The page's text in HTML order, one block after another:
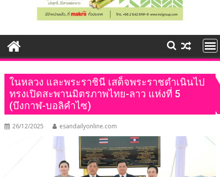
ในหลวง และพระราชินี เสด็จพระราชดำเนินไป
ทรงเปิดสะพานมิตรภาพไทย-ลาว แห่งที่ 5
(บึงกาฬ-บอลิคำไซ)
26/12/2025 esandailyonline.com